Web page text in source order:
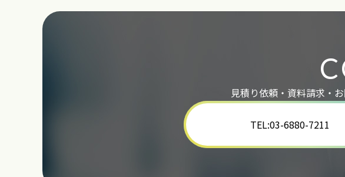
見積り依頼・資料請求・
TEL:03-6880-7211